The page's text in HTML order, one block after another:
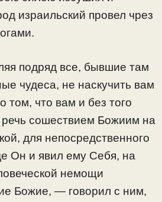
израильский провел чрез
подряд все, бывшие там
чудеса, не наскучить вам
том, что вам и без того
речь сошествием Божиим на
для непосредственного
Он и явил ему Себя, на
немощи
Божие, — говорил с ним,